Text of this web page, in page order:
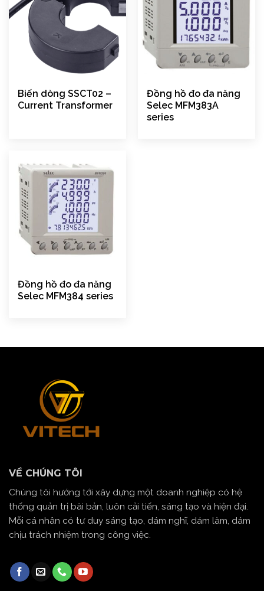
Biến dòng SSCT02 –
Current Transformer
Đồng hồ đo đa năng
Selec MFM383A
series
Đồng hồ đo đa năng
Selec MFM384 series
VỀ CHÚNG TÔI
Chúng tôi hướng tới xây dựng một doanh nghiệp có hệ
thống quản trị bài bản, luôn cải tiến, sáng tạo và hiện đại.
Mỗi cá nhân có tư duy sáng tạo, dám nghĩ, dám làm, dám
chịu trách nhiệm trong công việc.